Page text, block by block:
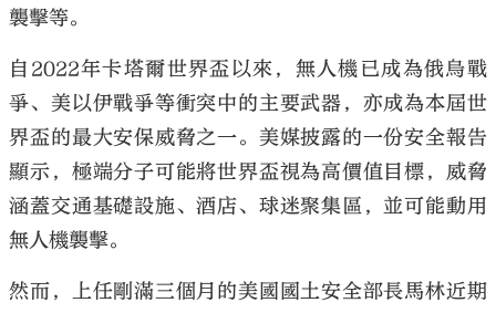
襲擊等。
自2022年卡塔爾世界盃以來，無人機已成為俄烏戰
爭、美以伊戰爭等衝突中的主要武器，亦成為本屆世
界盃的最大安保威脅之一。美媒披露的一份安全報告
顯示，極端分子可能將世界盃視為高價值目標，威脅
涵蓋交通基礎設施、酒店、球迷聚集區，並可能動用
無人機襲擊。
然而，上任剛滿三個月的美國國土安全部長馬林近期